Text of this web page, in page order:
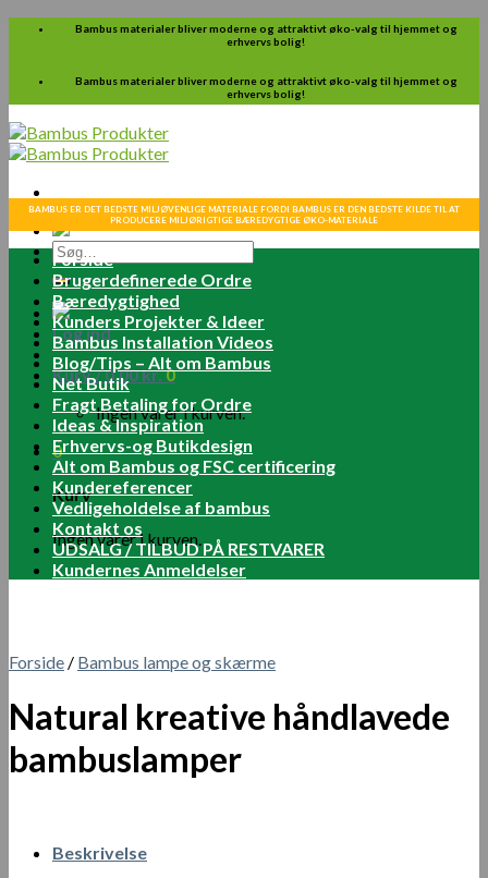
Skip
Bambus materialer bliver moderne og attraktivt øko-valg til hjemmet og
erhvervs bolig!
Bambus materialer bliver moderne og attraktivt øko-valg til hjemmet og
erhvervs bolig!
Søg
efter:
Log ind
Kurv /0.00kr.0
Ingen varer i kurven.
0
Kurv
Ingen varer i kurven.
BAMBUS ER DET BEDSTE MILJØVENLIGE MATERIALE FORDI BAMBUS ER DEN BEDSTE KILDE TIL AT
PRODUCERE MILJØRIGTIGE BÆREDYGTIGE ØKO-MATERIALE
Forside
Brugerdefinerede Ordre
Bæredygtighed
Kunders Projekter & Ideer
Bambus Installation Videos
Blog/Tips – Alt om Bambus
Net Butik
Fragt Betaling for Ordre
Ideas & Inspiration
Erhvervs-og Butikdesign
Alt om Bambus og FSC certificering
Kundereferencer
Vedligeholdelse af bambus
Kontakt os
UDSALG / TILBUD PÅ RESTVARER
Kundernes Anmeldelser
Forside / Bambus lampe og skærme
Natural kreative håndlavede
bambuslamper
Beskrivelse